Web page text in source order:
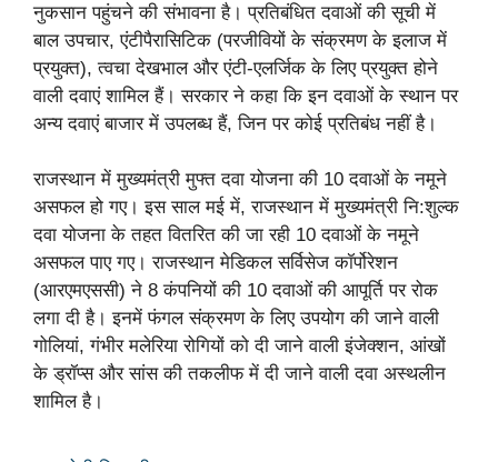
नुकसान पहुंचने की संभावना है। प्रतिबंधित दवाओं की सूची में
बाल उपचार, एंटीपैरासिटिक (परजीवियों के संक्रमण के इलाज में
प्रयुक्त), त्वचा देखभाल और एंटी-एलर्जिक के लिए प्रयुक्त होने
वाली दवाएं शामिल हैं। सरकार ने कहा कि इन दवाओं के स्थान पर
अन्य दवाएं बाजार में उपलब्ध हैं, जिन पर कोई प्रतिबंध नहीं है।
राजस्थान में मुख्यमंत्री मुफ्त दवा योजना की 10 दवाओं के नमूने
असफल हो गए। इस साल मई में, राजस्थान में मुख्यमंत्री नि:शुल्क
दवा योजना के तहत वितरित की जा रही 10 दवाओं के नमूने
असफल पाए गए। राजस्थान मेडिकल सर्विसेज कॉर्पोरेशन
(आरएमएससी) ने 8 कंपनियों की 10 दवाओं की आपूर्ति पर रोक
लगा दी है। इनमें फंगल संक्रमण के लिए उपयोग की जाने वाली
गोलियां, गंभीर मलेरिया रोगियों को दी जाने वाली इंजेक्शन, आंखों
के ड्रॉप्स और सांस की तकलीफ में दी जाने वाली दवा अस्थलीन
शामिल है।